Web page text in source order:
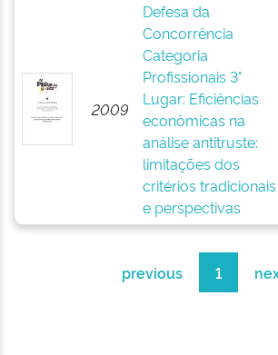
2009
Defesa da
Concorrência
Categoria
Profissionais 3°
Lugar: Eficiências
econômicas na
análise antitruste:
limitações dos
critérios tradicionais
e perspectivas
previous 1